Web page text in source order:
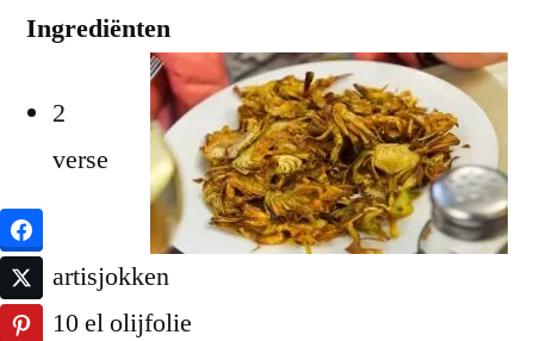
Ingrediënten
2
verse
artisjokken
10 el olijfolie